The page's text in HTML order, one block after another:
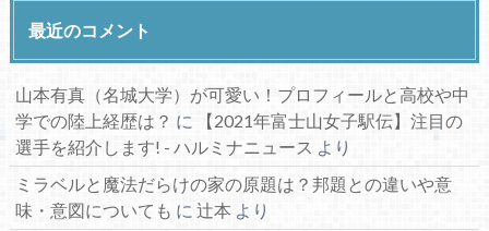
最近のコメント
山本有真（名城大学）が可愛い！プロフィールと高校や中
学での陸上経歴は？ に
【2021年富士山女子駅伝】注目の
選手を紹介します! - ハルミナニュース より
ミラベルと魔法だらけの家の原題は？邦題との違いや意
味・意図についても に 辻本 より